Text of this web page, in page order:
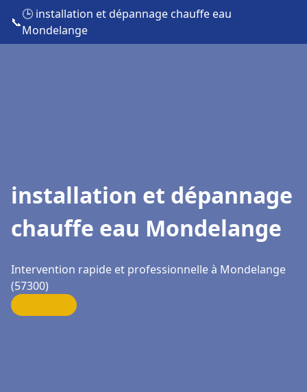
📞
🕒 installation et dépannage chauffe eau
Mondelange
installation et dépannage
chauffe eau Mondelange
Intervention rapide et professionnelle à Mondelange
(57300)